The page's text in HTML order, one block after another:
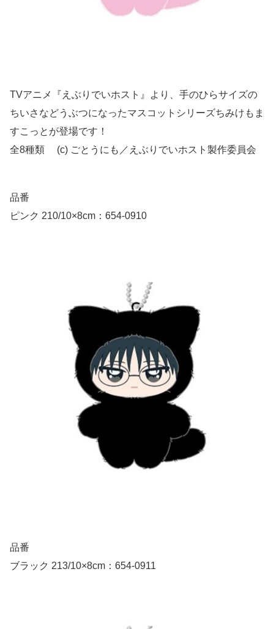
TVアニメ『えぶりでいホスト』より、手のひらサイズの
ちいさなどうぶつになったマスコットシリーズちみけもま
すこっとが登場です！
全8種類 (c) ごとうにも／えぶりでいホスト製作委員会
品番
ピンク 210/10×8cm：654-0910
品番
ブラック 213/10×8cm：654-0911